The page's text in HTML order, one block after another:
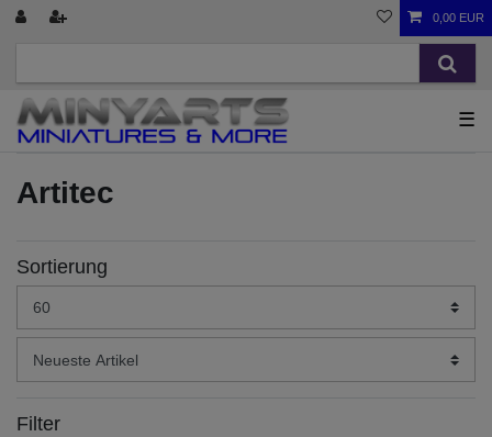
0,00 EUR
☰
Artitec
Sortierung
Filter